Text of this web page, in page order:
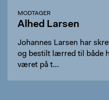
MODTAGER
Alhed Larsen
Johannes Larsen har
og bestilt lærred til både
været på t…